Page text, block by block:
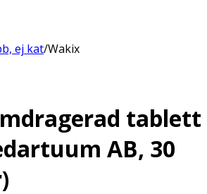
ej kat/Wakix
tablett
AB, 30